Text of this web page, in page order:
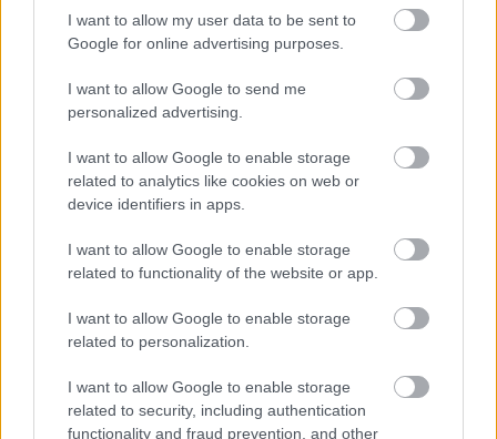
I want to allow my user data to be sent to
Google for online advertising purposes.
I want to allow Google to send me
personalized advertising.
I want to allow Google to enable storage
related to analytics like cookies on web or
device identifiers in apps.
I want to allow Google to enable storage
related to functionality of the website or app.
I want to allow Google to enable storage
related to personalization.
I want to allow Google to enable storage
related to security, including authentication
functionality and fraud prevention, and other
δημόσιους πόρους χωρίς αποκλεισμούς.
και μάθετε
πρώτοι όλες τιςειδήσειςαπό την Ελλάδα και τον κόσμο.